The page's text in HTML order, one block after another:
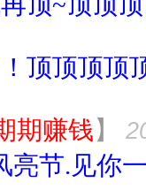
顶顶顶顶
期赚钱】
亮节.见你